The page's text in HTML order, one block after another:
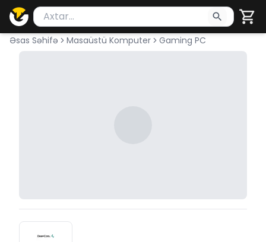
Məhsul axtar
Axtarış üçün ən azı 2 simvol yazın. Göndərmək
Əsas Səhifə Masaüstü Komputer Gaming PC